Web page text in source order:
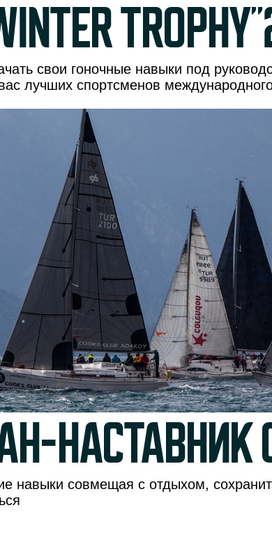
свои гоночные навыки под
лучших спортсменов
наставник
навыки совмещая с отдыхом,